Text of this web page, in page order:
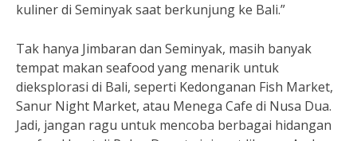
kuliner di Seminyak saat berkunjung ke Bali.”
Tak hanya Jimbaran dan Seminyak, masih banyak
tempat makan seafood yang menarik untuk
dieksplorasi di Bali, seperti Kedonganan Fish Market,
Sanur Night Market, atau Menega Cafe di Nusa Dua.
Jadi, jangan ragu untuk mencoba berbagai hidangan